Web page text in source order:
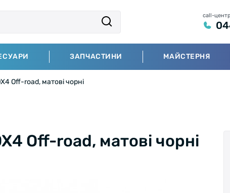
call-центр
ЗАПЧАСТИНИ МАЙСТЕРНЯ
Off-road, матові чорні
Off-road, матові чорні